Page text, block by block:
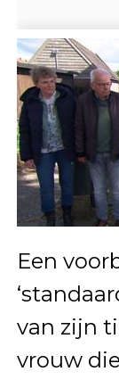
Een
van zijn
vrouw